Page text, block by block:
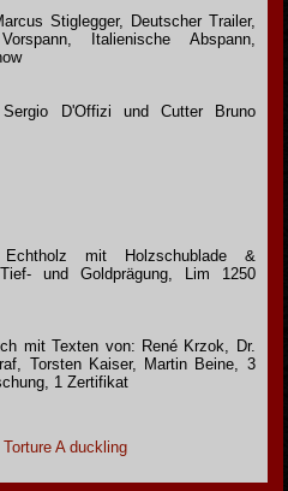
Stiglegger, Deutscher Trailer,
Italienische Abspann,
D'Offizi und Cutter Bruno
mit Holzschublade &
und Goldprägung, Lim 1250
mit Texten von: René Krzok, Dr.
Torsten Kaiser, Martin Beine, 3
1 Zertifikat
Torture A duckling